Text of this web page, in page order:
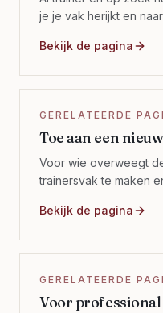
je je vak herijkt en
Bekijk de pagina
GERELATEERDE
Toe aan een
Voor wie overweegt
trainersvak te maken
Bekijk de pagina
GERELATEERDE
Voor professional